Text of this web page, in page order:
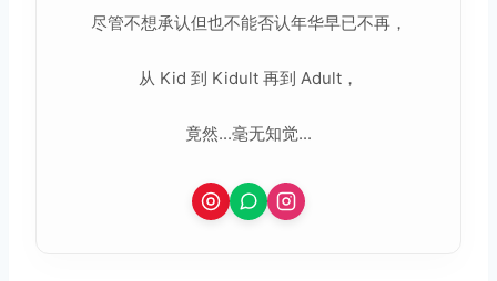
尽管不想承认但也不能否认年华早已不再，
从 Kid 到 Kidult 再到 Adult，
竟然...毫无知觉...